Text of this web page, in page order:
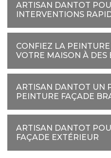
ARTISAN DANTOT
INTERVENTIONS
CONFIEZ LA
VOTRE MAISON À DES
ARTISAN DANTOT UN
PEINTURE FAÇADE
ARTISAN DANTOT
FAÇADE EXTÉRIEUR